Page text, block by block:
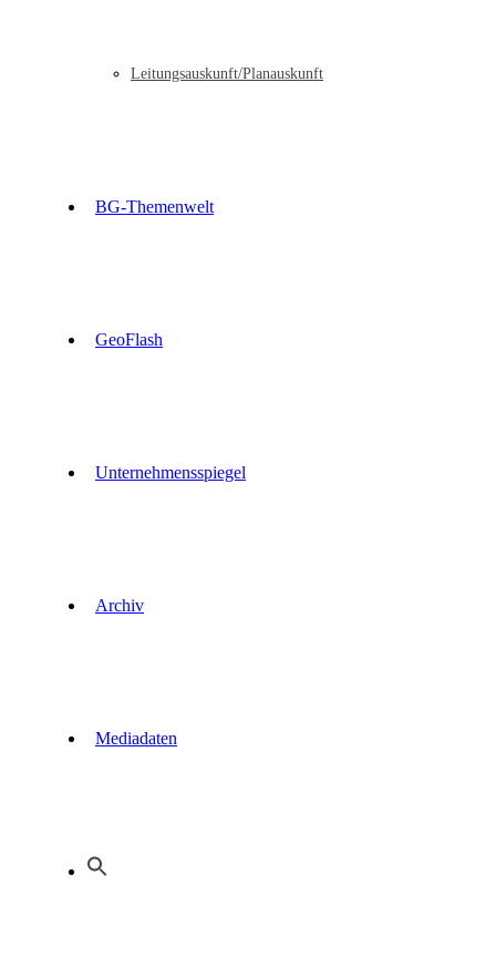
Leitungsauskunft/Planauskunft
BG-Themenwelt
GeoFlash
Unternehmensspiegel
Archiv
Mediadaten